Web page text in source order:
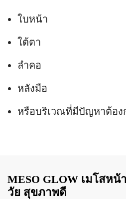
ใบหน้า
ใต้ตา
ลำคอ
หลังมือ
หรือบริเวณที่มีปัญหาต้อง
MESO GLOW เมโสหน้
วัย สุขภาพดี